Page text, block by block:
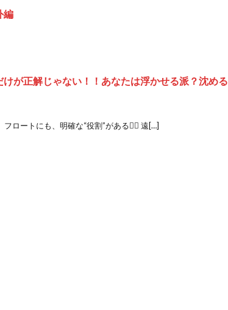
編
けが正解じゃない！！あなたは浮かせる派？沈める
ロートにも、明確な“役割”がある🙂‍↕️ 遠[…]